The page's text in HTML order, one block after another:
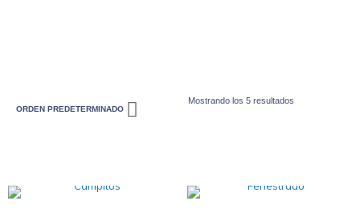
Mostrando los 5 resultados